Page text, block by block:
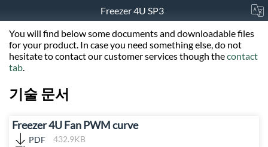
Freezer 4U SP3
You will find below some documents and downloadable files
for your product. In case you need something else, do not
hesitate to contact our customer services though thecontact
tab.
기술 문서
Freezer 4U Fan PWM curve
PDF 432.9KB